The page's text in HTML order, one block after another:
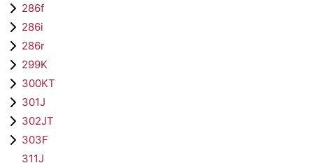
286f
286i
286r
299K
300KT
301J
302JT
303F
311J